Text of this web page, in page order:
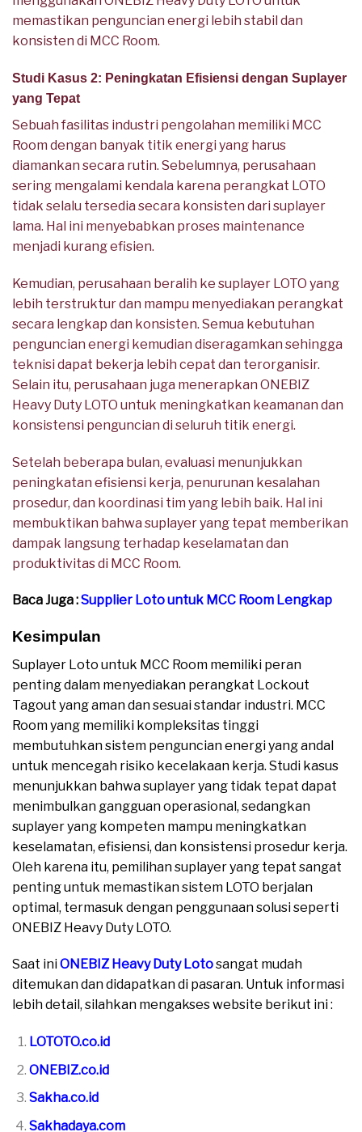
memastikan penguncian energi lebih stabil dan
konsisten di MCC Room.
Studi Kasus 2: Peningkatan Efisiensi dengan Suplayer
yang Tepat
Sebuah fasilitas industri pengolahan memiliki MCC
Room dengan banyak titik energi yang harus
diamankan secara rutin. Sebelumnya, perusahaan
sering mengalami kendala karena perangkat LOTO
tidak selalu tersedia secara konsisten dari suplayer
lama. Hal ini menyebabkan proses maintenance
menjadi kurang efisien.
Kemudian, perusahaan beralih ke suplayer LOTO yang
lebih terstruktur dan mampu menyediakan perangkat
secara lengkap dan konsisten. Semua kebutuhan
penguncian energi kemudian diseragamkan sehingga
teknisi dapat bekerja lebih cepat dan terorganisir.
Selain itu, perusahaan juga menerapkan ONEBIZ
Heavy Duty LOTO untuk meningkatkan keamanan dan
konsistensi penguncian di seluruh titik energi.
Setelah beberapa bulan, evaluasi menunjukkan
peningkatan efisiensi kerja, penurunan kesalahan
prosedur, dan koordinasi tim yang lebih baik. Hal ini
membuktikan bahwa suplayer yang tepat memberikan
dampak langsung terhadap keselamatan dan
produktivitas di MCC Room.
Baca Juga :Supplier Loto untuk MCC Room Lengkap
Kesimpulan
Suplayer Loto untuk MCC Room memiliki peran
penting dalam menyediakan perangkat Lockout
Tagout yang aman dan sesuai standar industri. MCC
Room yang memiliki kompleksitas tinggi
membutuhkan sistem penguncian energi yang andal
untuk mencegah risiko kecelakaan kerja. Studi kasus
menunjukkan bahwa suplayer yang tidak tepat dapat
menimbulkan gangguan operasional, sedangkan
suplayer yang kompeten mampu meningkatkan
keselamatan, efisiensi, dan konsistensi prosedur kerja.
Oleh karena itu, pemilihan suplayer yang tepat sangat
penting untuk memastikan sistem LOTO berjalan
optimal, termasuk dengan penggunaan solusi seperti
ONEBIZ Heavy Duty LOTO.
Saat iniONEBIZ Heavy Duty Lotosangat mudah
ditemukan dan didapatkan di pasaran. Untuk informasi
lebih detail, silahkan mengakses website berikut ini :
LOTOTO.co.id
ONEBIZ.co.id
Sakha.co.id
Sakhadaya.com